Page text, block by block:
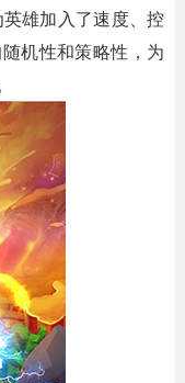
雄加入了速度、控
机性和策略性，为